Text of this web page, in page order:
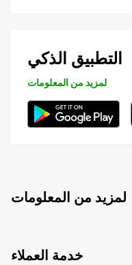
التطبيق الذكي
لمزيد من المعلومات
لمزيد من المعلومات
خدمة العملاء